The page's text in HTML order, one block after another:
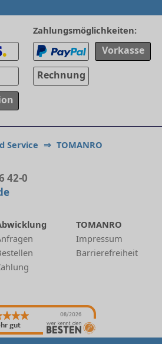
Zahlungsmöglichkeiten:
Vorkasse
Rechnung
Service ⇒ TOMANRO
42-0
TOMANRO
Impressum
Barrierefreiheit
gut
08/2026